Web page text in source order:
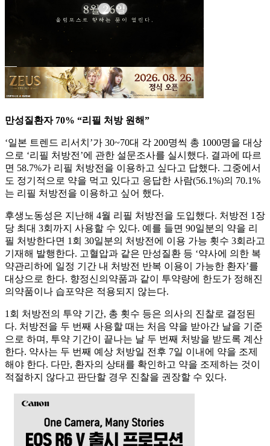
만성질환자 70% “리필 처방 원해”
‘일본 트렌드 리서치’가 30~70대 각 200명씩 총 1000명을 대상
으로 ‘리필 처방전’에 관한 설문조사를 실시했다. 결과에 따르
면 58.7%가 리필 처방전을 이용하고 싶다고 답했다. 그중에서
도 정기적으로 약을 먹고 있다고 응답한 사람(56.1%)의 70.1%
는 리필 처방전을 이용하고 싶어 했다.
후생노동성은 지난해 4월 리필 처방전을 도입했다. 처방전 1장
당 최대 3회까지 사용할 수 있다. 예를 들면 90일분의 약을 리
필 처방한다면 1회 30일분의 처방전에 이용 가능 횟수 3회라고
기재해 발행한다. 고혈압과 같은 만성질환 등 ‘약사에 의한 복
약관리하에 일정 기간 내 처방전 반복 이용이 가능한 환자’를
대상으로 한다. 향정신의약품과 같이 투약량에 한도가 정해진
의약품이나 습포약은 적용되지 않는다.
1회 처방전의 투약 기간, 총 횟수 등은 의사의 진찰로 결정된
다. 처방전을 두 번째 사용할 때는 처음 약을 받아간 날을 기준
으로 하며, 투약 기간이 끝나는 날 두 번째 처방을 받도록 계산
한다. 약사는 두 번째 예상 처방일 전후 7일 이내에 약을 조제
해야 한다. 다만, 환자의 상태를 확인하고 약을 조제하는 것이
적절하지 않다고 판단할 경우 진찰을 권장할 수 있다.